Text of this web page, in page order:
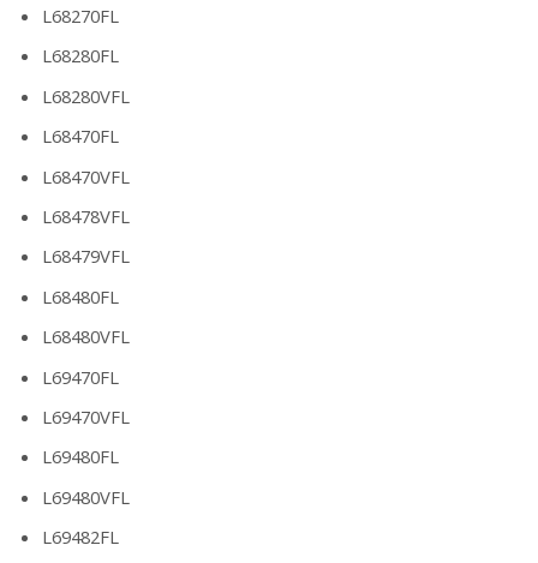
L68270FL
L68280FL
L68280VFL
L68470FL
L68470VFL
L68478VFL
L68479VFL
L68480FL
L68480VFL
L69470FL
L69470VFL
L69480FL
L69480VFL
L69482FL